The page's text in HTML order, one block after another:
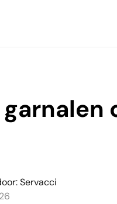
Uit de Airfryer
Servacci